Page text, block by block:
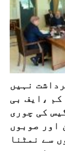
نہیں
،ایف بی
کی چوری
اور صوبوں
سے نمٹنا